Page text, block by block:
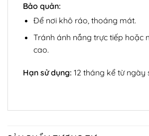
Bảo quản:
Để nơi khô ráo, thoáng mát.
Tránh ánh nắng trực tiếp hoặc
cao.
Hạn sử dụng: 12 tháng kể từ ngày